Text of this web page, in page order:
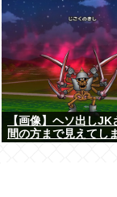
【画像】ヘソ出しJK
間の方まで見えてし